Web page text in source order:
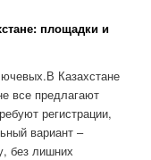
площадки и
Казахстане
все предлагают
регистрации,
вариант –
без лишних